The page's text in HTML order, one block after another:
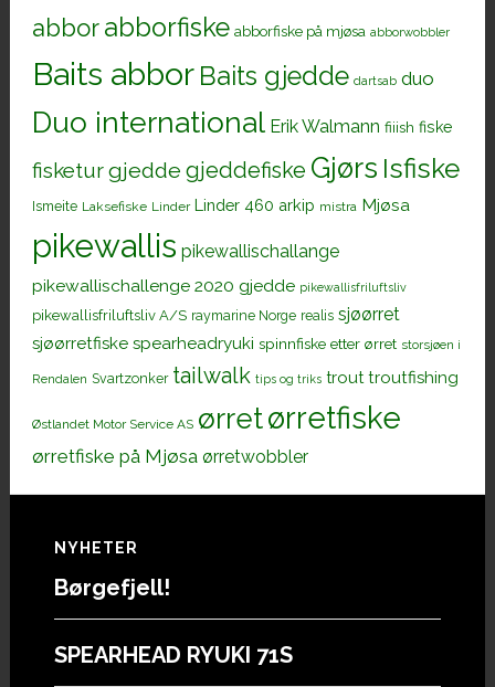
abborabborfiske abborfiske på mjøsa abborwobbler
Baits abbor Baits gjedde dartsab duo
Duo international Erik Walmann fiiish fiske
fisketurgjedde gjeddefiske Gjørs Isfiske
Ismeite Laksefiske Linder Linder 460 arkip mistra Mjøsa
pikewallis pikewallischallange
pikewallischallenge 2020 gjedde pikewallisfriluftsliv
pikewallisfriluftsliv A/S raymarine Norge realis sjøørret
sjøørretfiske spearheadryuki spinnfiske etter ørret storsjøen i
Rendalen Svartzonker tailwalk tips og triks trout troutfishing
Østlandet Motor Service AS ørretørretfiske
ørretfiske på Mjøsa ørretwobbler
Footer
NYHETER
Børgefjell!
SPEARHEAD RYUKI 71S